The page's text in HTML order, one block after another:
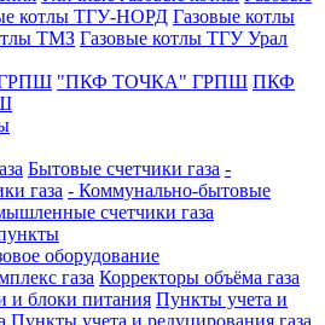
котлы ТГУ-НОРД Газовые котлы
ТМЗ Газовые котлы ТГУ Урал
ГРПШ "ПКФ ТОЧКА" ГРПШ ПКФ
Бытовые счетчики газа -
газа - Коммунально-бытовые
счетчики газа
оборудование
газа Корректоры объёма газа
и блоки питания Пункты учета и
Пункты учета и редуцирования газа